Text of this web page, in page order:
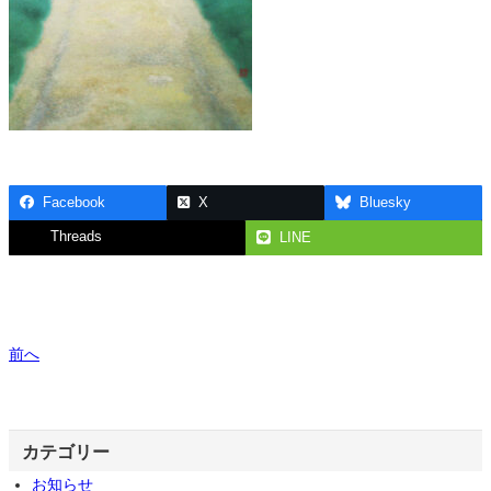
Facebook X Bluesky
Threads LINE
前へ
カテゴリー
お知らせ